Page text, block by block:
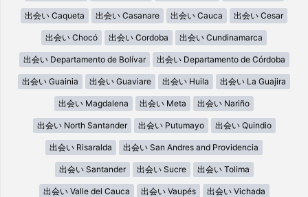
出会い Caqueta 出会い Casanare 出会い Cauca 出会い Cesar
出会い Chocó 出会い Cordoba 出会い Cundinamarca
出会い Departamento de Bolívar 出会い Departamento de Córdoba
出会い Guainia 出会い Guaviare 出会い Huila 出会い La Guajira
出会い Magdalena 出会い Meta 出会い Nariño
出会い North Santander 出会い Putumayo 出会い Quindio
出会い Risaralda 出会い San Andres and Providencia
出会い Santander 出会い Sucre 出会い Tolima
出会い Valle del Cauca 出会い Vaupés 出会い Vichada